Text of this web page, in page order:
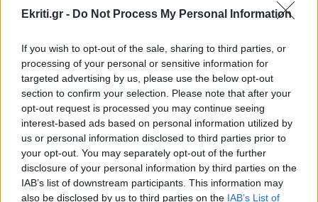
Ekriti.gr - Do Not Process My Personal Information
If you wish to opt-out of the sale, sharing to third parties, or
processing of your personal or sensitive information for
targeted advertising by us, please use the below opt-out
section to confirm your selection. Please note that after your
opt-out request is processed you may continue seeing
interest-based ads based on personal information utilized by
us or personal information disclosed to third parties prior to
your opt-out. You may separately opt-out of the further
disclosure of your personal information by third parties on the
IAB’s list of downstream participants. This information may
also be disclosed by us to third parties on the IAB’s List of
μεταναστών και ναρκωτικών στη Μεσόγειο –
21:53
ΥΓΕΙΑ
Αυτά τα φρούτα επιλέγουν 4 ενδοκρινολόγοι
για καλύτερο έλεγχο του σακχάρου
21:42
ΥΓΕΙΑ
Πλύσιμο των ποδιών με αλάτι και ελαιόλαδο:
Γιατί ειδικοί το συνιστούν και σε τι χρησιμεύει
ΠΕΡΙΣΣΟΤΕΡΑ